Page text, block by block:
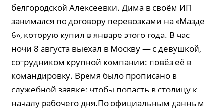
белгородской Алексеевки. Дима в своём ИП
занимался по договору перевозками на «Мазде
6», которую купил в январе этого года. В час
ночи 8 августа выехал в Москву — с девушкой,
сотрудником крупной компании: повёз её в
командировку. Время было прописано в
служебной заявке: чтобы попасть в столицу к
началу рабочего дня.По официальным данным